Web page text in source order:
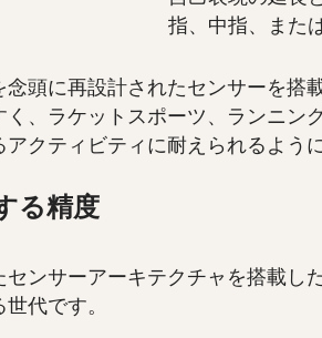
指、中指、また
頭に再設計されたセンサーを搭
く、ラケットスポーツ、ランニン
アクティビティに耐えられるよう
る精度
センサーアーキテクチャを搭載し
代です。